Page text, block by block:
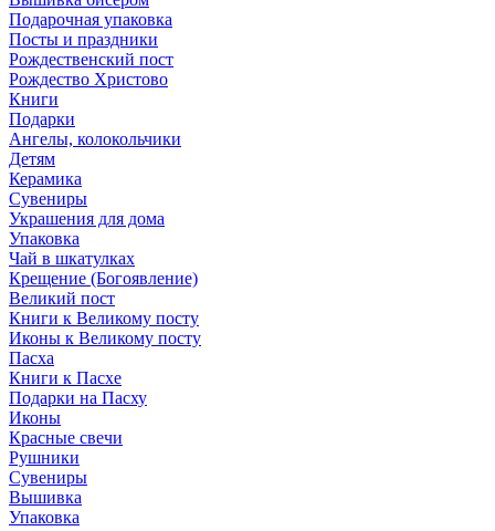
Подарочная упаковка
Посты и праздники
Рождественский пост
Рождество Христово
Книги
Подарки
Ангелы, колокольчики
Детям
Керамика
Сувениры
Украшения для дома
Упаковка
Чай в шкатулках
Крещение (Богоявление)
Великий пост
Книги к Великому посту
Иконы к Великому посту
Пасха
Книги к Пасхе
Подарки на Пасху
Иконы
Красные свечи
Рушники
Сувениры
Вышивка
Упаковка